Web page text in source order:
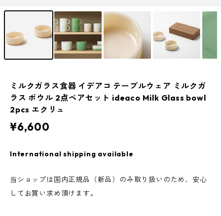
ミルクガラス食器 イデアコ テーブルウェア ミルクガ
ラス ボウル 2点ペアセット ideaco Milk Glass bowl
2pcs エクリュ
¥6,600
International shipping available
当ショップは国内正規品（新品）のみ取り扱いのため、安心
してお買い求め頂けます。